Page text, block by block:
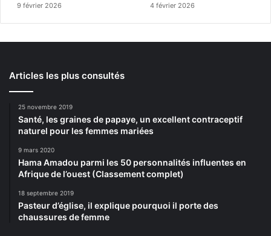
9 février 2026 4 février 2026
Articles les plus consultés
25 novembre 2019
Santé, les graines de papaye, un excellent contraceptif
naturel pour les femmes mariées
9 mars 2020
Hama Amadou parmi les 50 personnalités influentes en
Afrique de l’ouest (Classement complet)
18 septembre 2019
Pasteur d’église, il explique pourquoi il porte des
chaussures de femme